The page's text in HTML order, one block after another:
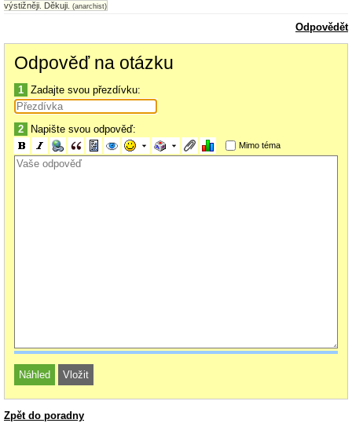
výstižněji. Děkuji. (anarchist)
Odpovědět
Odpověď na otázku
1 Zadajte svou přezdívku:
2 Napište svou odpověď:
Mimo téma
Zpět do poradny